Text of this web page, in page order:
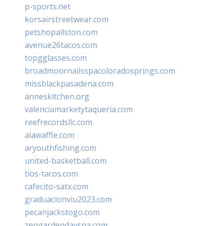
p-sports.net
korsairstreetwear.com
petshopallston.com
avenue26tacos.com
topgglasses.com
broadmoornailsspacoloradosprings.com
missblackpasadena.com
anneskitchen.org
valenciamarketytaqueria.com
reefrecordsllc.com
alawaffle.com
aryouthfishing.com
united-basketball.com
tios-tacos.com
cafecito-satx.com
graduacionviu2023.com
pecanjackstogo.com